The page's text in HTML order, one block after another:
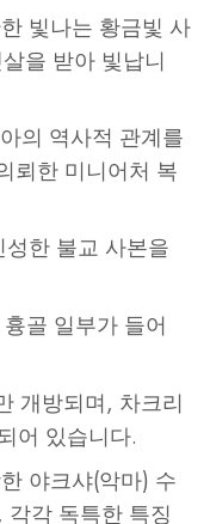
빛나는 황금빛 사
을 받아 빛납니
의 역사적 관계를
뢰한 미니어처 복
한 불교 사본을
골 일부가 들어
개방되며, 차크리
어 있습니다.
야크샤(악마) 수
각 독특한 특징